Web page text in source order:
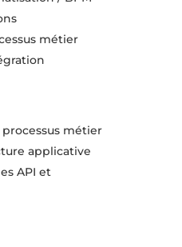
métier
métier
applicative
API et